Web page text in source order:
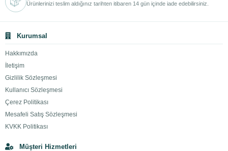
Ürünlerinizi teslim aldığınız tarihten itibaren 14 gün içinde iade edebilirsiniz.
Kurumsal
Hakkımızda
İletişim
Gizlilik Sözleşmesi
Kullanıcı Sözleşmesi
Çerez Politikası
Mesafeli Satış Sözleşmesi
KVKK Politikası
Müşteri Hizmetleri